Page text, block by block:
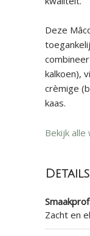
Deze
kalkoen),
crèmige
kaas.
Bekijk alle
Details
Zacht en